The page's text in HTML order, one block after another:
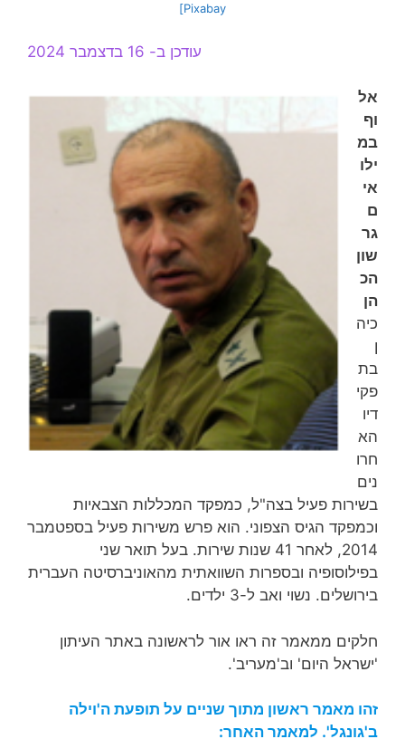
Pixabay]
עודכן ב- 16 בדצמבר 2024
אל
וף
במ
ילו
אי
ם
גר
שון
הכ
הן
כיה
ן
בת
פקי
דיו
הא
חרו
נים
בשירות פעיל בצה"ל, כמפקד המכללות הצבאיות
וכמפקד הגיס הצפוני. הוא פרש משירות פעיל בספטמבר
2014, לאחר 41 שנות שירות‏. בעל תואר שני
בפילוסופיה ובספרות השוואתית מהאוניברסיטה העברית
בירושלים. נשוי ואב ל-3 ילדים.
חלקים ממאמר זה ראו אור לראשונה באתר העיתון
'ישראל היום' וב'מעריב'.
זהו מאמר ראשון מתוך שניים על תופעת ה'וילה
ב'גונגל'. למאמר האחר: